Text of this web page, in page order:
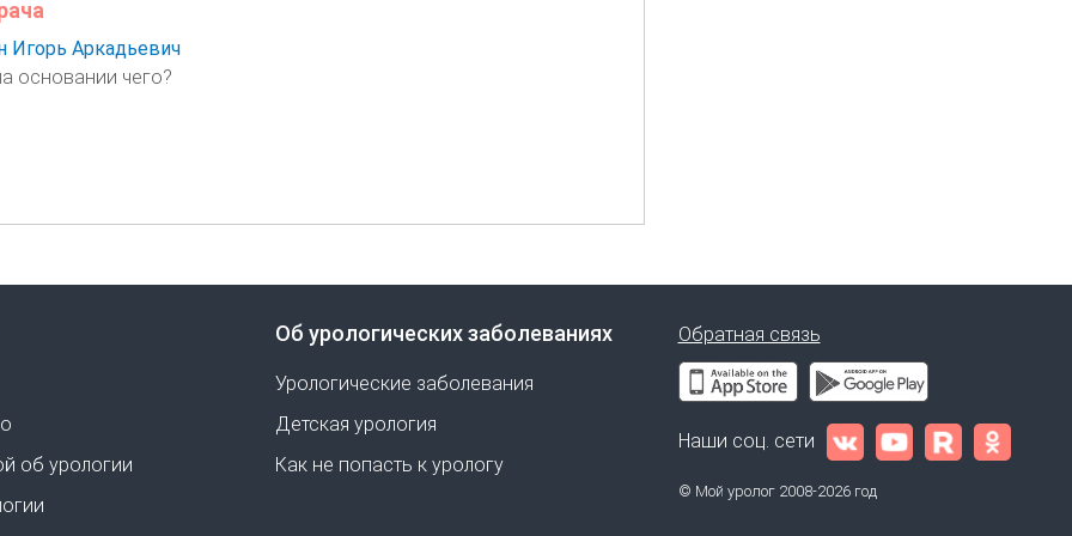
Игорь Аркадьевич
основании чего?
об урологии
Об урологических заболеваниях
Урологические заболевания
Детская урология
Как не попасть к урологу
Обратная связь
Наши соц. сети
© Мой уролог 2008-2026 год